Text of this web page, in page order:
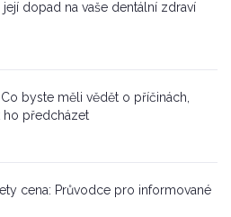
dopad na vaše dentální zdraví
byste měli vědět o příčinách,
ho předcházet
cena: Průvodce pro informované